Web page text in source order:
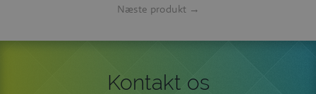
Næste produkt →
Kontakt os